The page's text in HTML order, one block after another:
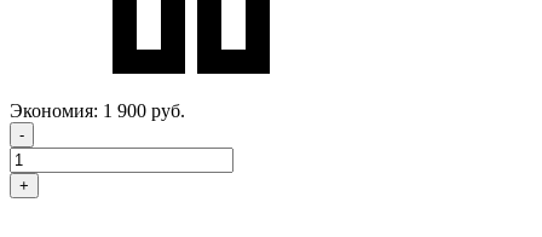
Экономия: 1 900 руб.
-
+